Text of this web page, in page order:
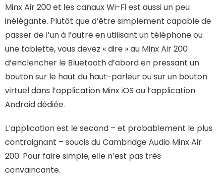
Minx Air 200 et les canaux Wi-Fi est aussi un peu
inélégante. Plutôt que d’être simplement capable de
passer de l’un à l’autre en utilisant un téléphone ou
une tablette, vous devez « dire » au Minx Air 200
d’enclencher le Bluetooth d’abord en pressant un
bouton sur le haut du haut-parleur ou sur un bouton
virtuel dans l’application Minx iOS ou l’application
Android dédiée.
L’application est le second – et probablement le plus
contraignant – soucis du Cambridge Audio Minx Air
200. Pour faire simple, elle n’est pas très
convaincante.